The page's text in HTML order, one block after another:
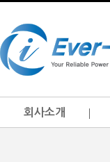
회사소개